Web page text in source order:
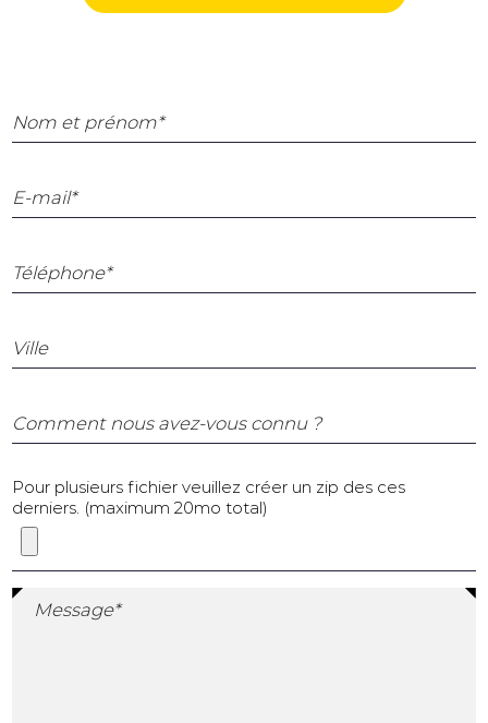
Nom et prénom*
E-mail*
Téléphone*
Ville
Comment nous avez-vous connu ?
Pour plusieurs fichier veuillez créer un zip des ces
derniers. (maximum 20mo total)
Message*